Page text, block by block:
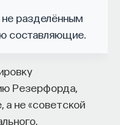
разделённым
составляющие.
Резерфорда,
а не «советской